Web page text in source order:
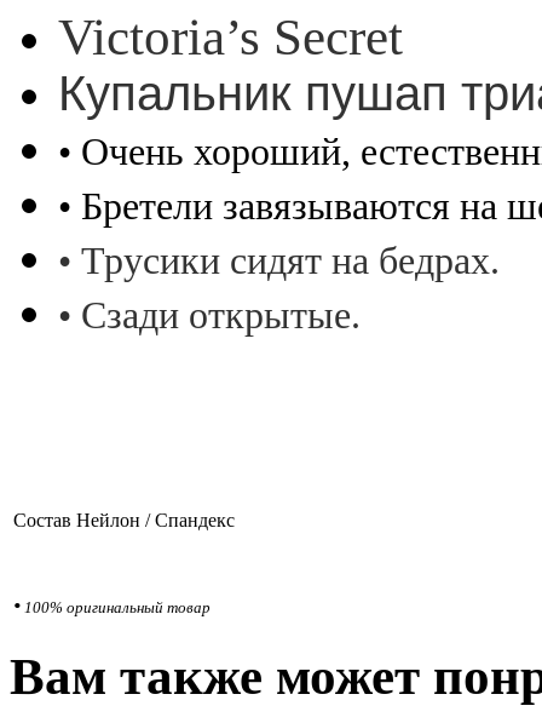
Victoria’s Secret
Купальник пушап
• Очень хороший,
• Бретели завязываются на
• Трусики сидят на бедрах.
• Сзади открытые.
Состав Нейлон / Спандекс
• 100% оригинальный товар
Вам также может